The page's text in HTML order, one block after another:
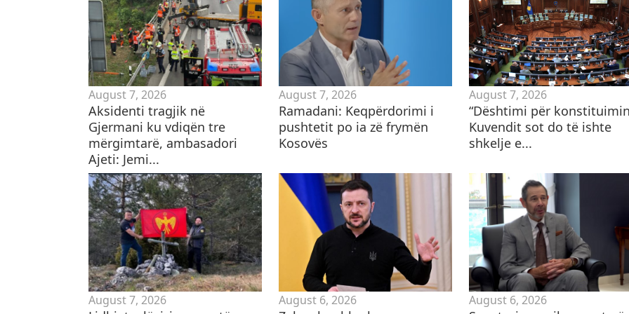
August 7, 2026
Aksidenti tragjik në
Gjermani ku vdiqën tre
mërgimtarë, ambasadori
Ajeti: Jemi...
August 7, 2026
Ramadani: Keqpërdorimi i
pushtetit po ia zë frymën
Kosovës
August 7, 2026
​“Dështimi për
Kuvendit sot do të ishte
shkelje e...
August 7, 2026 August 6, 2026 August 6, 2026